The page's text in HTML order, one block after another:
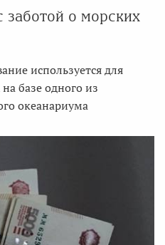
заботой о морских
используется для
базе одного из
океанариума